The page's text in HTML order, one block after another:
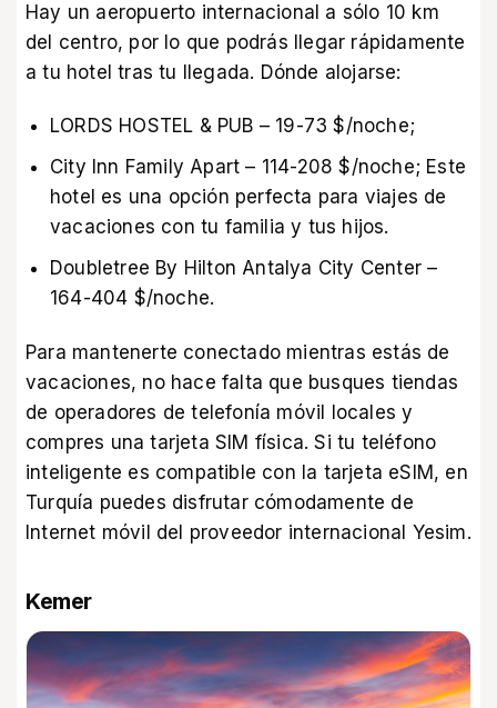
Hay un aeropuerto internacional a sólo 10 km
del centro, por lo que podrás llegar rápidamente
a tu hotel tras tu llegada. Dónde alojarse:
LORDS HOSTEL & PUB – 19-73 $/noche;
City Inn Family Apart – 114-208 $/noche; Este
hotel es una opción perfecta para viajes de
vacaciones con tu familia y tus hijos.
Doubletree By Hilton Antalya City Center –
164-404 $/noche.
Para mantenerte conectado mientras estás de
vacaciones, no hace falta que busques tiendas
de operadores de telefonía móvil locales y
compres una tarjeta SIM física. Si tu teléfono
inteligente es compatible con la tarjeta eSIM, en
Turquía puedes disfrutar cómodamente de
Internet móvil del proveedor internacional Yesim.
Kemer